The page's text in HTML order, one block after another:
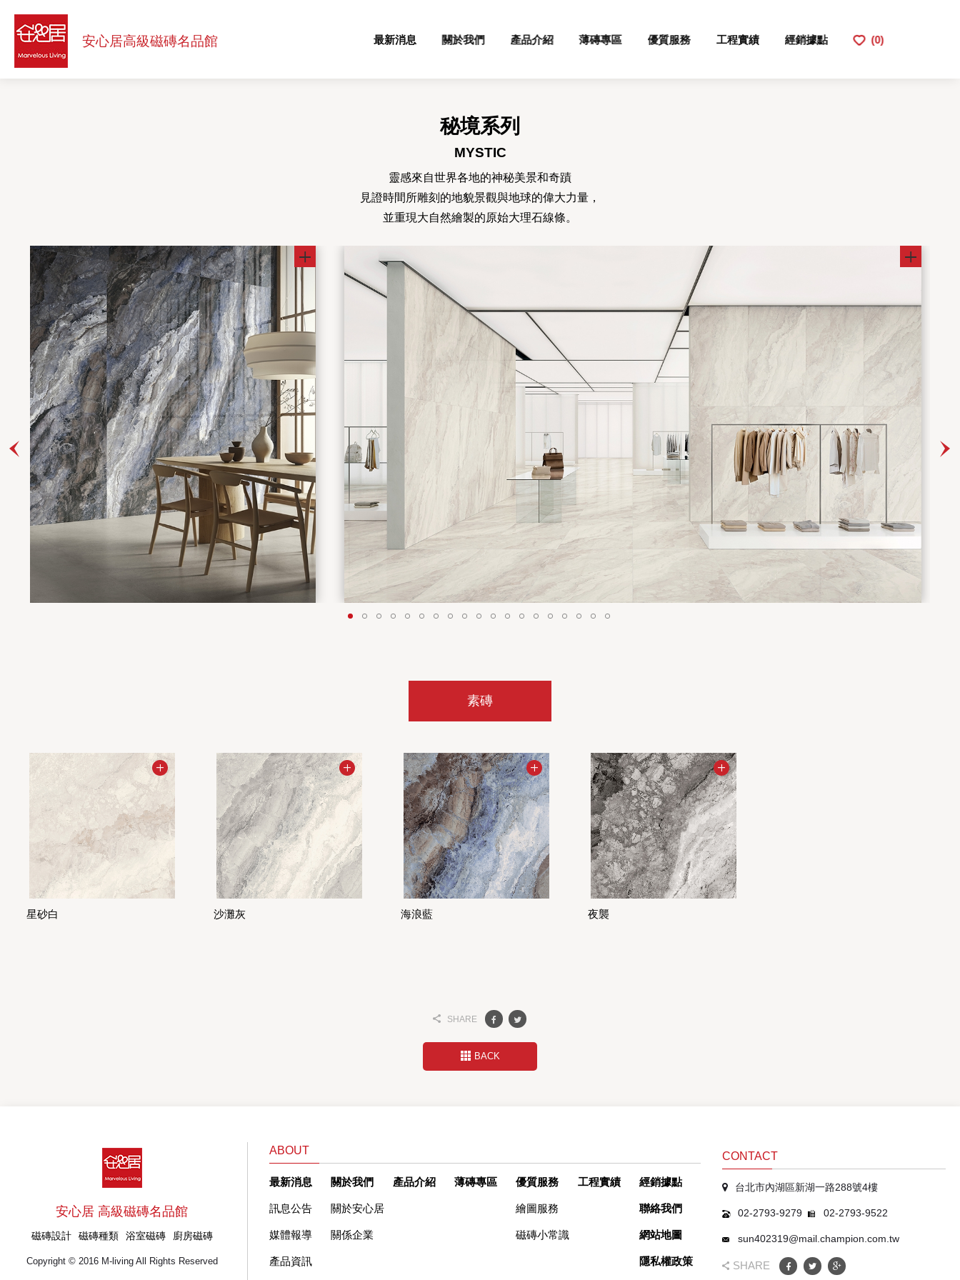
安心居高級磁磚名品館 最新消息 關於我們 產品介紹 薄磚專區 優質服務 工程實績 經銷據點 (0)
秘境系列
MYSTIC
靈感來自世界各地的神秘美景和奇蹟
見證時間所雕刻的地貌景觀與地球的偉大力量，
並重現大自然繪製的原始大理石線條。
素磚
星砂白 沙灘灰 海浪藍 夜襲
SHARE
BACK
安心居 高級磁磚名品館
磁磚設計 磁磚種類 浴室磁磚 廚房磁磚
Copyright © 2016 M-living All Rights Reserved
ABOUT
最新消息
訊息公告
媒體報導
產品資訊
關於我們
關於安心居
關係企業
產品介紹 薄磚專區 優質服務
繪圖服務
磁磚小常識
工程實績 經銷據點
聯絡我們
網站地圖
隱私權政策
CONTACT
台北市內湖區新湖一路288號4樓
02-2793-9279 02-2793-9522
sun402319@mail.champion.com.tw
SHARE